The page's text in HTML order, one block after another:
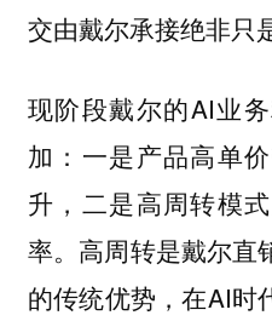
交由戴尔承接绝非只
现阶段戴尔的AI业
加：一是产品高单
升，二是高周转模
率。高周转是戴尔直
的传统优势，在AI时